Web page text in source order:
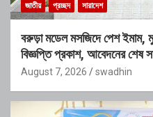
জাতীয় প্রচ্ছদ সারাদেশ
বরুড়া মডেল মসজিদে পেশ ইমাম,
বিজ্ঞপ্তি প্রকাশ, আবেদনের
August 7, 2026 swadhin